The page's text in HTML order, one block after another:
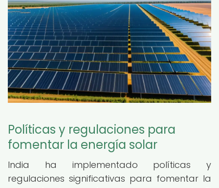
Políticas y regulaciones para
fomentar la energía solar
India ha implementado políticas y
regulaciones significativas para fomentar la